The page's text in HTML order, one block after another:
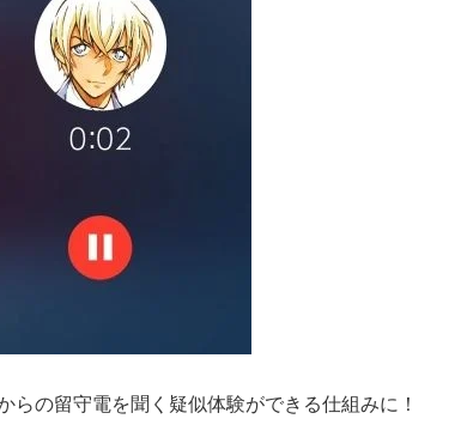
らの留守電を聞く疑似体験ができる仕組みに！